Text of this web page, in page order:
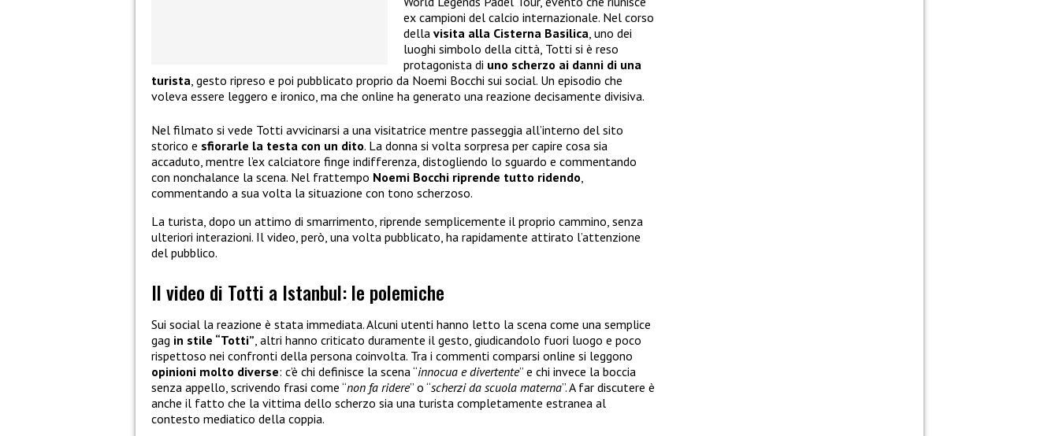
ex campioni del calcio internazionale. Nel corso
della visita alla Cisterna Basilica, uno dei
luoghi simbolo della città, Totti si è reso
protagonista di uno scherzo ai danni di una
turista, gesto ripreso e poi pubblicato proprio da Noemi Bocchi sui social. Un episodio che
voleva essere leggero e ironico, ma che online ha generato una reazione decisamente divisiva.
Nel filmato si vede Totti avvicinarsi a una visitatrice mentre passeggia all’interno del sito
storico e sfiorarle la testa con un dito. La donna si volta sorpresa per capire cosa sia
accaduto, mentre l’ex calciatore finge indifferenza, distogliendo lo sguardo e commentando
con nonchalance la scena. Nel frattempo Noemi Bocchi riprende tutto ridendo
commentando a sua volta la situazione con tono scherzoso.
La turista, dopo un attimo di smarrimento, riprende semplicemente il proprio cammino, senza
ulteriori interazioni. Il video, però, una volta pubblicato, ha rapidamente attirato l’attenzione
del pubblico.
Il video di Totti a Istanbul: le polemiche
Sui social la reazione è stata immediata. Alcuni utenti hanno letto la scena come una semplice
gag in stile “Totti” , altri hanno criticato duramente il gesto, giudicandolo fuori luogo e poco
rispettoso nei confronti della persona coinvolta. Tra i commenti comparsi online si leggono
opinioni molto diverse: c’è chi definisce la scena “innocua e divertente” e chi invece la boccia
senza appello, scrivendo frasi come “non fa ridere” o “scherzi da scuola materna”. A far discutere è
anche il fatto che la vittima dello scherzo sia una turista completamente estranea al
contesto mediatico della coppia.